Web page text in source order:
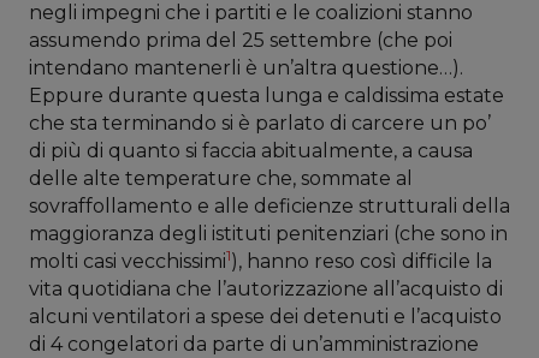
negli impegni che i partiti e le coalizioni stanno
assumendo prima del 25 settembre (che poi
intendano mantenerli è un’altra questione…).
Eppure durante questa lunga e caldissima estate
che sta terminando si è parlato di carcere un po’
di più di quanto si faccia abitualmente, a causa
delle alte temperature che, sommate al
sovraffollamento e alle deficienze strutturali della
maggioranza degli istituti penitenziari (che sono in
molti casi vecchissimi1), hanno reso così difficile la
vita quotidiana che l’autorizzazione all’acquisto di
alcuni ventilatori a spese dei detenuti e l’acquisto
di 4 congelatori da parte di un’amministrazione